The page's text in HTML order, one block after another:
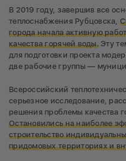
В 2019 году, завершив все
теплоснабжения Рубцовска,
города начала активную
качества горячей воды.Эту
для подготовки проекта
две рабочие группы —
Всероссийский
серьезное исследование,
решения проблемы качества
Остановились на наиболее
строительство
придомовых территориях и